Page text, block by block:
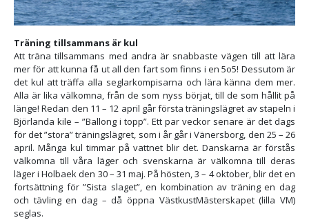
Träning tillsammans är kul
Att träna tillsammans med andra är snabbaste vägen till att lära
mer för att kunna få ut all den fart som finns i en 5o5! Dessutom är
det kul att träffa alla seglarkompisarna och lära känna dem mer.
Alla är lika välkomna, från de som nyss börjat, till de som hållit på
länge! Redan den 11 – 12 april går första träningslägret av stapeln i
Björlanda kile – ”Ballong i topp”. Ett par veckor senare är det dags
för det ”stora” träningslägret, som i år går i Vänersborg, den 25 – 26
april. Många kul timmar på vattnet blir det. Danskarna är förstås
välkomna till våra läger och svenskarna är välkomna till deras
läger i Holbaek den 30 – 31 maj. På hösten, 3 – 4 oktober, blir det en
fortsättning för ”Sista slaget”, en kombination av träning en dag
och tävling en dag – då öppna VästkustMästerskapet (lilla VM)
seglas.